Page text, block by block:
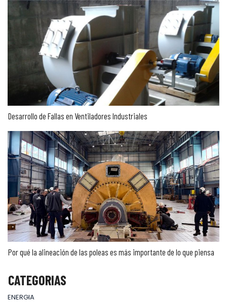
Desarrollo de Fallas en Ventiladores Industriales
Por qué la alineación de las poleas es más importante de lo que piensa
CATEGORIAS
ENERGIA